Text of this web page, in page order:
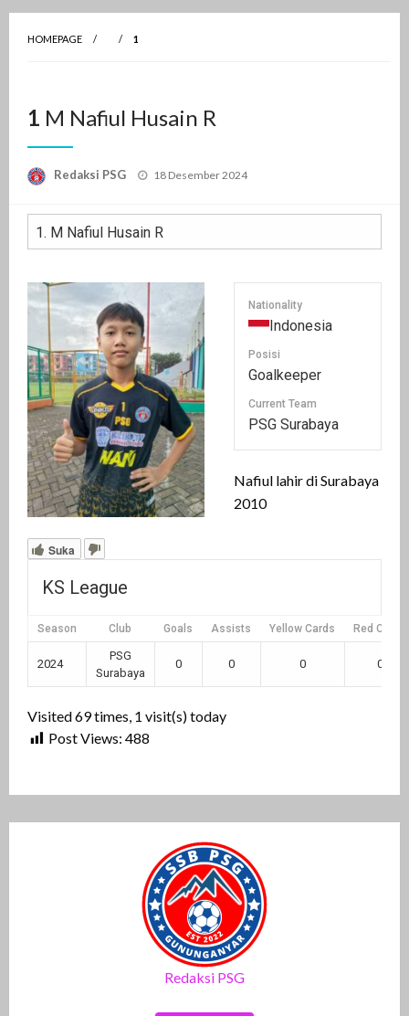
HOMEPAGE 1
1 M Nafiul Husain R
Redaksi PSG
Posted
18 Desember 2024
Nationality
Indonesia
Posisi
Goalkeeper
Current Team
PSG Surabaya
Nafiul lahir di Surabaya
2010
Suka
KS League
Season Club Goals Assists Yellow Cards Red Cards
2024
PSG
Surabaya
0 0 0 0
Visited 69 times, 1 visit(s) today
Post Views: 488
Redaksi PSG